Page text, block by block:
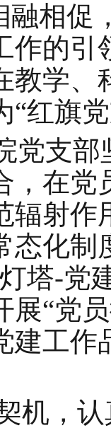
融相
作的引
教学
“红旗
党支
，在党
辐射作
态化
塔-党
展“党
建工作
机，